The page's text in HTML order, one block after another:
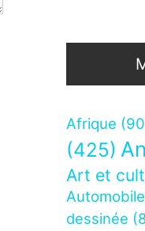
Afrique
(425)
Art et
Automobile
dessinée